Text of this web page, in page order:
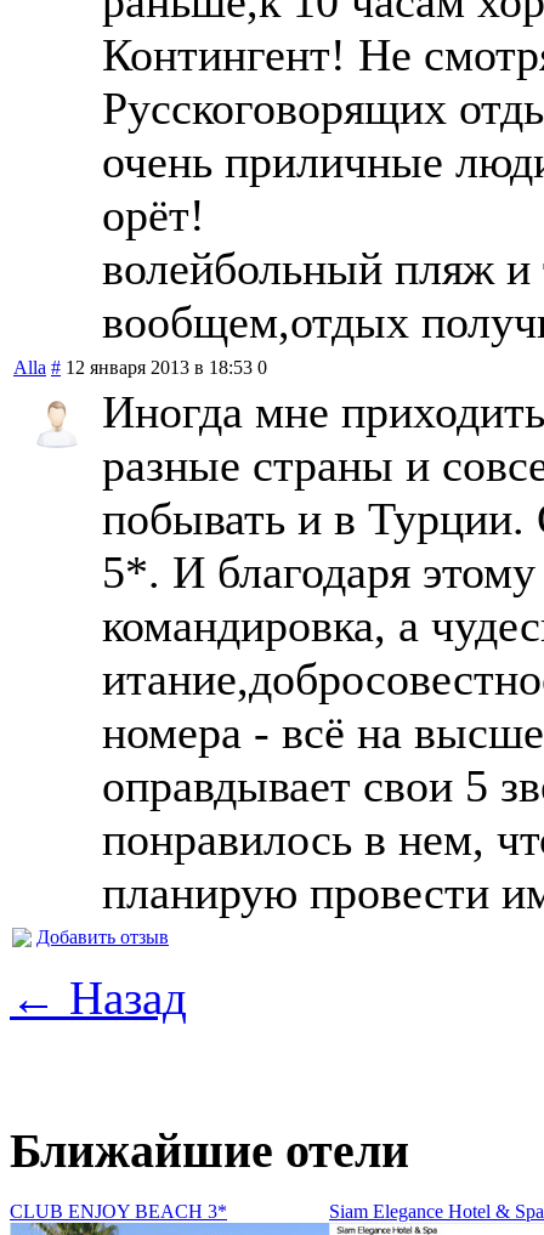
Контингент! Не
Русскоговорящих
очень приличные
орёт!
волейбольный пляж и
вообщем,отдых
Alla # 12 января 2013 в 18:53 0
Иногда мне
разные страны и
побывать и в Турции.
5*. И благодаря
командировка, а
номера - всё на
оправдывает свои 5
понравилось в нем,
планирую провести
Добавить отзыв
← Назад
Ближайшие отели
CLUB ENJOY BEACH 3* Siam Elegance Hotel &